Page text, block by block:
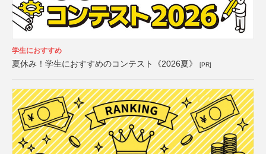
学生におすすめ
夏休み！学生におすすめのコンテスト《2026夏》 [PR]